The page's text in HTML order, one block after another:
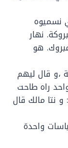
نسميوه
نهار
هو
،و قال ليهم
راه طاحت
و نتا مالك قال
واحدة